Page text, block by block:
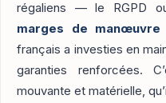
régaliens — le RGPD
marges de manœuvre
français a investies en
garanties renforcées.
mouvante et matérielle,